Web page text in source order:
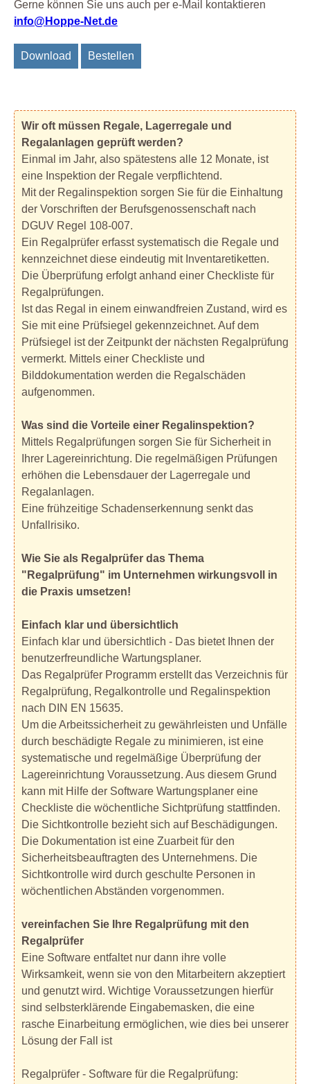
Gerne können Sie uns auch per e-Mail kontaktieren
info@Hoppe-Net.de
Download Bestellen
Wir oft müssen Regale, Lagerregale und
Regalanlagen geprüft werden?
Einmal im Jahr, also spätestens alle 12 Monate, ist
eine Inspektion der Regale verpflichtend.
Mit der Regalinspektion sorgen Sie für die Einhaltung
der Vorschriften der Berufsgenossenschaft nach
DGUV Regel 108-007.
Ein Regalprüfer erfasst systematisch die Regale und
kennzeichnet diese eindeutig mit Inventaretiketten.
Die Überprüfung erfolgt anhand einer Checkliste für
Regalprüfungen.
Ist das Regal in einem einwandfreien Zustand, wird es
Sie mit eine Prüfsiegel gekennzeichnet. Auf dem
Prüfsiegel ist der Zeitpunkt der nächsten Regalprüfung
vermerkt. Mittels einer Checkliste und
Bilddokumentation werden die Regalschäden
aufgenommen.
Was sind die Vorteile einer Regalinspektion?
Mittels Regalprüfungen sorgen Sie für Sicherheit in
Ihrer Lagereinrichtung. Die regelmäßigen Prüfungen
erhöhen die Lebensdauer der Lagerregale und
Regalanlagen.
Eine frühzeitige Schadenserkennung senkt das
Unfallrisiko.
Wie Sie als Regalprüfer das Thema
"Regalprüfung" im Unternehmen wirkungsvoll in
die Praxis umsetzen!
Einfach klar und übersichtlich
Einfach klar und übersichtlich - Das bietet Ihnen der
benutzerfreundliche Wartungsplaner.
Das Regalprüfer Programm erstellt das Verzeichnis für
Regalprüfung, Regalkontrolle und Regalinspektion
nach DIN EN 15635.
Um die Arbeitssicherheit zu gewährleisten und Unfälle
durch beschädigte Regale zu minimieren, ist eine
systematische und regelmäßige Überprüfung der
Lagereinrichtung Voraussetzung. Aus diesem Grund
kann mit Hilfe der Software Wartungsplaner eine
Checkliste die wöchentliche Sichtprüfung stattfinden.
Die Sichtkontrolle bezieht sich auf Beschädigungen.
Die Dokumentation ist eine Zuarbeit für den
Sicherheitsbeauftragten des Unternehmens. Die
Sichtkontrolle wird durch geschulte Personen in
wöchentlichen Abständen vorgenommen.
vereinfachen Sie Ihre Regalprüfung mit den
Regalprüfer
Eine Software entfaltet nur dann ihre volle
Wirksamkeit, wenn sie von den Mitarbeitern akzeptiert
und genutzt wird. Wichtige Voraussetzungen hierfür
sind selbsterklärende Eingabemasken, die eine
rasche Einarbeitung ermöglichen, wie dies bei unserer
Lösung der Fall ist
Regalprüfer - Software für die Regalprüfung: